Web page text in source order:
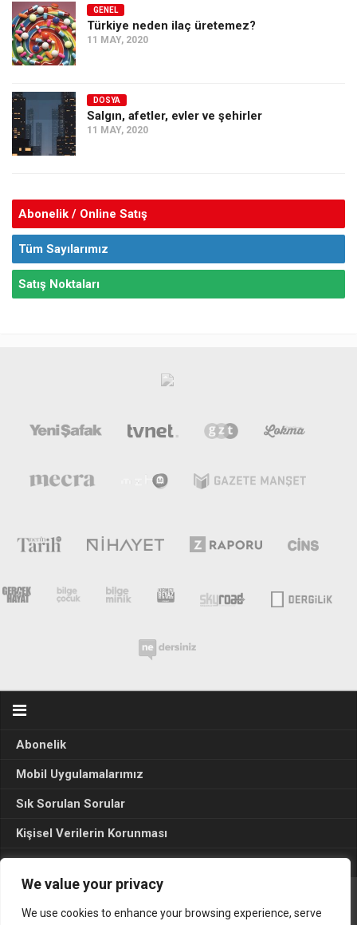
We value your privacy
We use cookies to enhance your browsing experience, serve
GENEL
Türkiye neden ilaç üretemez?
11 MAY, 2020
DOSYA
Salgın, afetler, evler ve şehirler
11 MAY, 2020
Abonelik / Online Satış
Tüm Sayılarımız
Satış Noktaları
Abonelik
Mobil Uygulamalarımız
Sık Sorulan Sorular
Kişisel Verilerin Korunması
Seçim Sonuçları 2024